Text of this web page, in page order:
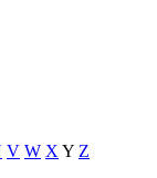
V W X Y Z